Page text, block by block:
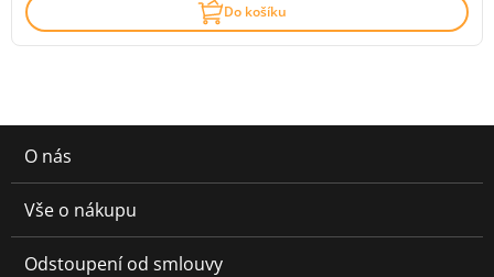
Do košíku
O nás
Vše o nákupu
Odstoupení od smlouvy